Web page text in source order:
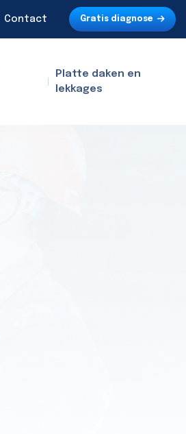
Contact Gratis diagnose
Platte daken en
lekkages